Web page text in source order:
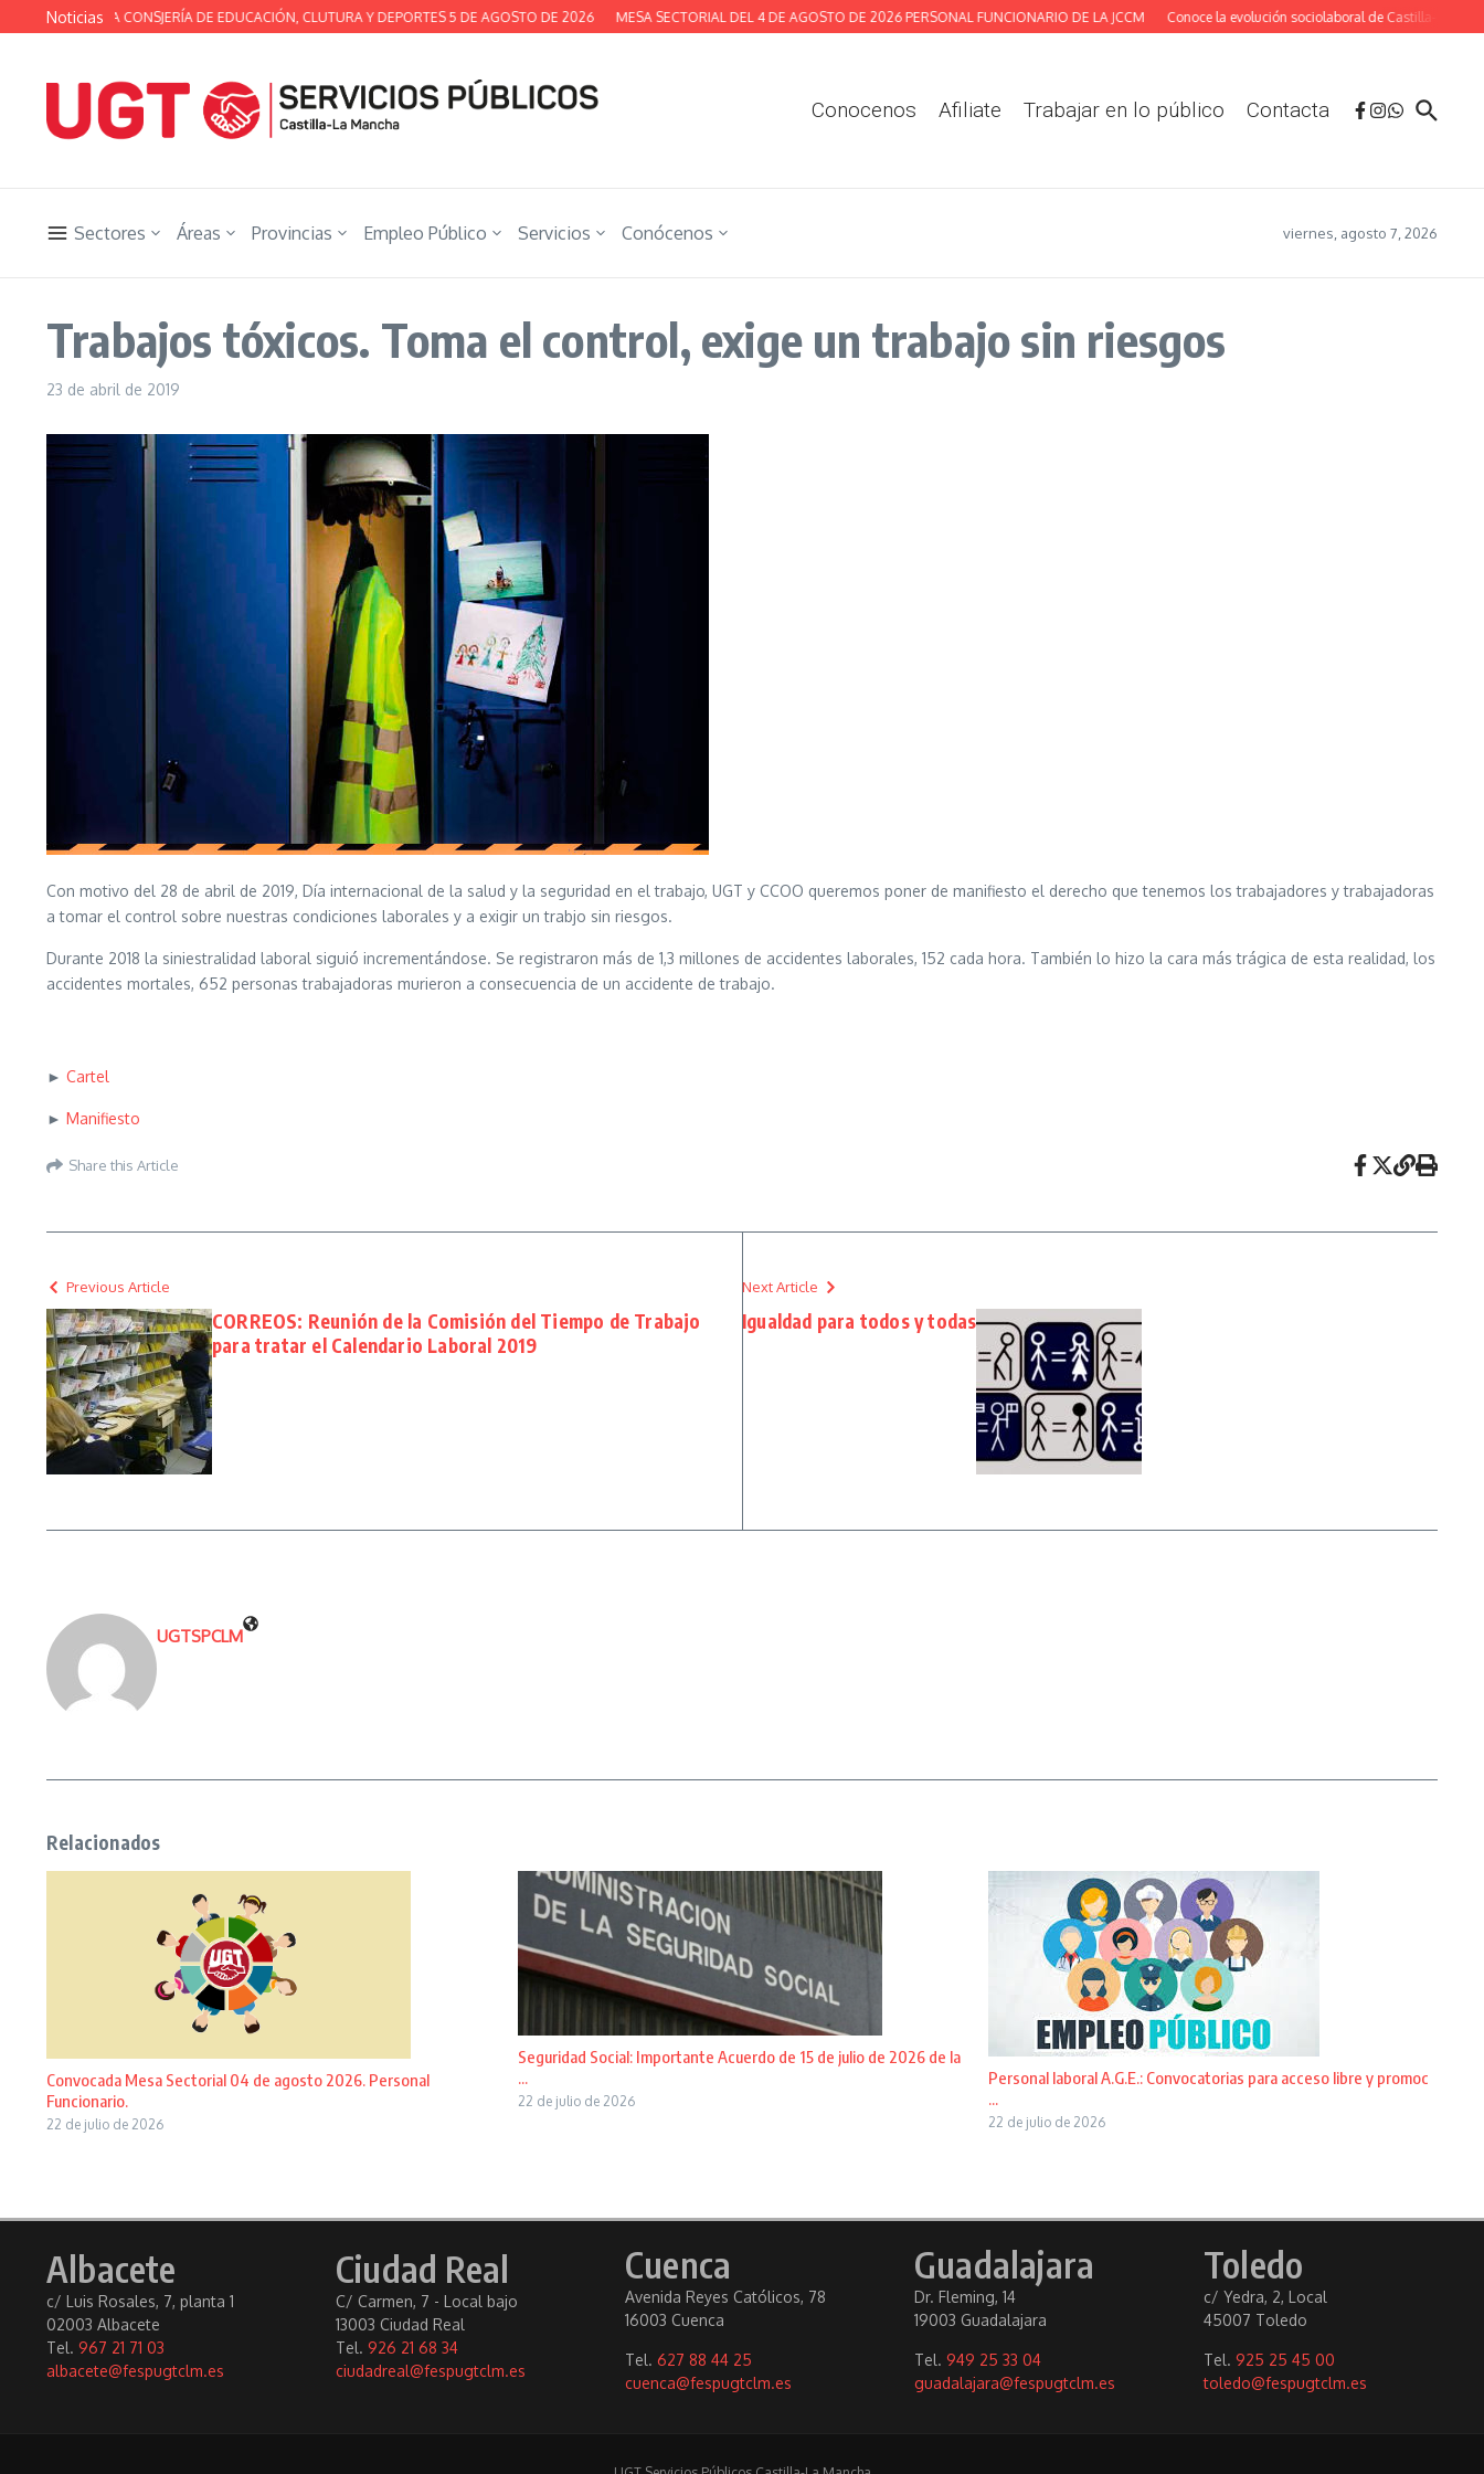
Saltar al contenido
Noticias
TÉCNICA DE LA CONSJERÍA DE EDUCACIÓN, CLUTURA Y DEPORTES 5 DE AGOSTO DE 2026 MESA SECTORIAL DEL 4 DE AGOSTO DE 2026 PERSONAL FUNCIONARIO DE LA JCCM Conoce la evolución sociolaboral de Castilla-La
Conocenos Afiliate Trabajar en lo público Contacta
Sectores Áreas Provincias Empleo Público Servicios Conócenos viernes, agosto 7, 2026
Trabajos tóxicos. Toma el control, exige un trabajo sin riesgos
23 de abril de 2019
Con motivo del 28 de abril de 2019, Día internacional de la salud y la seguridad en el trabajo, UGT y CCOO queremos poner de manifiesto el derecho que tenemos los trabajadores y trabajadoras
a tomar el control sobre nuestras condiciones laborales y a exigir un trabjo sin riesgos.
Durante 2018 la siniestralidad laboral siguió incrementándose. Se registraron más de 1,3 millones de accidentes laborales, 152 cada hora. También lo hizo la cara más trágica de esta realidad, los
accidentes mortales, 652 personas trabajadoras murieron a consecuencia de un accidente de trabajo.
► Cartel
► Manifiesto
Share this Article
Previous Article
CORREOS: Reunión de la Comisión del Tiempo de Trabajo
para tratar el Calendario Laboral 2019
Next Article
Igualdad para todos y todas
UGTSPCLM
Relacionados
Convocada Mesa Sectorial 04 de agosto 2026. Personal
Funcionario.
22 de julio de 2026
Seguridad Social: Importante Acuerdo de 15 de julio de 2026 de la
22 de julio de 2026
Personal laboral A.G.E.: Convocatorias para acceso libre y promoc
...
22 de julio de 2026
Albacete
c/ Luis Rosales, 7, planta 1
02003 Albacete
Tel. 967 21 71 03
albacete@fespugtclm.es
Ciudad Real
C/ Carmen, 7 - Local bajo
13003 Ciudad Real
Tel. 926 21 68 34
ciudadreal@fespugtclm.es
Cuenca
Avenida Reyes Católicos, 78
16003 Cuenca
Tel. 627 88 44 25
cuenca@fespugtclm.es
Guadalajara
Dr. Fleming, 14
19003 Guadalajara
Tel. 949 25 33 04
guadalajara@fespugtclm.es
Toledo
c/ Yedra, 2, Local
45007 Toledo
Tel. 925 25 45 00
toledo@fespugtclm.es